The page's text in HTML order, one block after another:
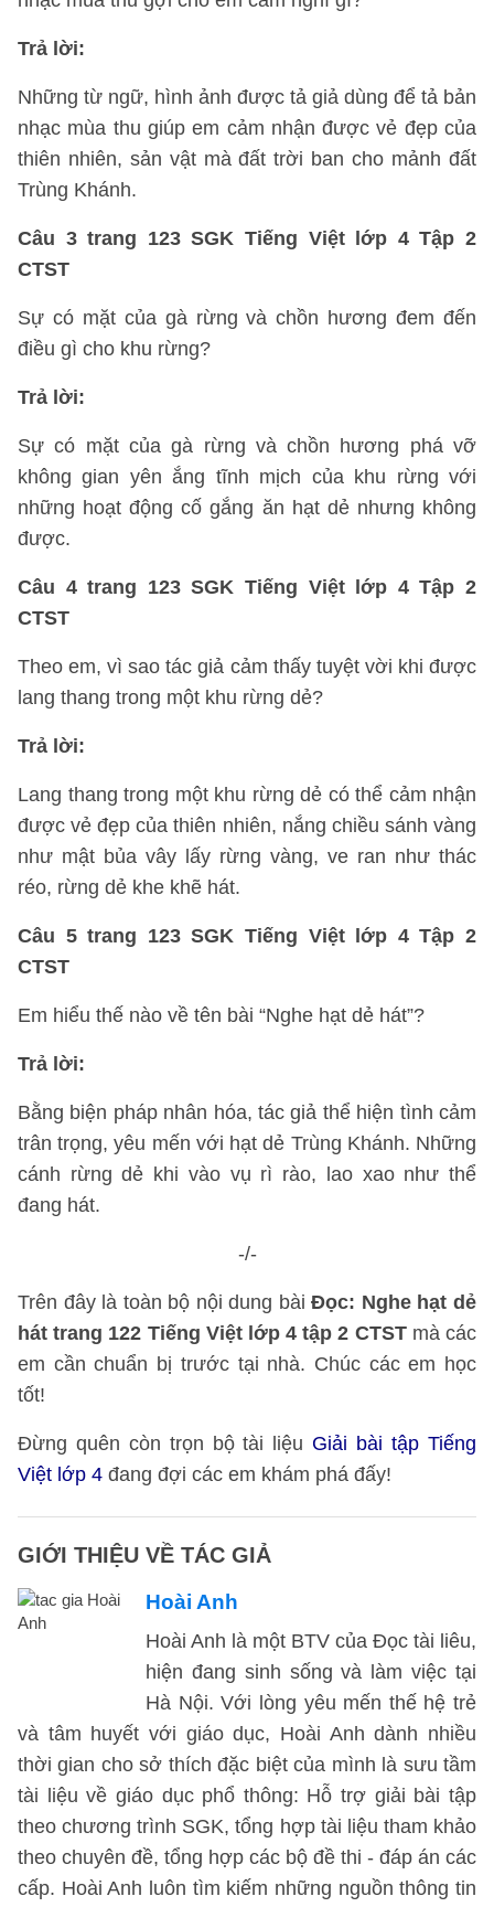
Trả lời:
Những từ ngữ, hình ảnh được tả giả dùng để tả bản
nhạc mùa thu giúp em cảm nhận được vẻ đẹp của
thiên nhiên, sản vật mà đất trời ban cho mảnh đất
Trùng Khánh.
Câu 3 trang 123 SGK Tiếng Việt lớp 4 Tập 2
CTST
Sự có mặt của gà rừng và chồn hương đem đến
điều gì cho khu rừng?
Trả lời:
Sự có mặt của gà rừng và chồn hương phá vỡ
không gian yên ắng tĩnh mịch của khu rừng với
những hoạt động cố gắng ăn hạt dẻ nhưng không
được.
Câu 4 trang 123 SGK Tiếng Việt lớp 4 Tập 2
CTST
Theo em, vì sao tác giả cảm thấy tuyệt vời khi được
lang thang trong một khu rừng dẻ?
Trả lời:
Lang thang trong một khu rừng dẻ có thể cảm nhận
được vẻ đẹp của thiên nhiên, nắng chiều sánh vàng
như mật bủa vây lấy rừng vàng, ve ran như thác
réo, rừng dẻ khe khẽ hát.
Câu 5 trang 123 SGK Tiếng Việt lớp 4 Tập 2
CTST
Em hiểu thế nào về tên bài “Nghe hạt dẻ hát”?
Trả lời:
Bằng biện pháp nhân hóa, tác giả thể hiện tình cảm
trân trọng, yêu mến với hạt dẻ Trùng Khánh. Những
cánh rừng dẻ khi vào vụ rì rào, lao xao như thể
đang hát.
-/-
Trên đây là toàn bộ nội dung bài Đọc: Nghe hạt dẻ
hát trang 122 Tiếng Việt lớp 4 tập 2 CTSTmà các
em cần chuẩn bị trước tại nhà. Chúc các em học
tốt!
Đừng quên còn trọn bộ tài liệu Giải bài tập Tiếng
Việt lớp 4 đang đợi các em khám phá đấy!
GIỚI THIỆU VỀ TÁC GIẢ
Hoài Anh
Hoài Anh là một BTV của Đọc tài liêu,
hiện đang sinh sống và làm việc tại
Hà Nội. Với lòng yêu mến thế hệ trẻ
và tâm huyết với giáo dục, Hoài Anh dành nhiều
thời gian cho sở thích đặc biệt của mình là sưu tầm
tài liệu về giáo dục phổ thông: Hỗ trợ giải bài tập
theo chương trình SGK, tổng hợp tài liệu tham khảo
theo chuyên đề, tổng hợp các bộ đề thi - đáp án các
cấp. Hoài Anh luôn tìm kiếm những nguồn thông tin